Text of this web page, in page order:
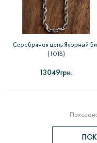
Серебряная цепь Якорный
(1018)
13049грн.